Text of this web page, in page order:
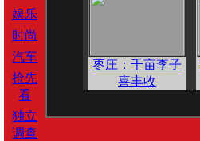
娱乐
时尚
汽车
抢先
看
独立
调查
枣庄：千亩李子
喜丰收